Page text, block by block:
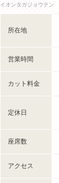
イオンタガジョウテン
所在地
営業時間
カット料金
定休日
座席数
アクセス